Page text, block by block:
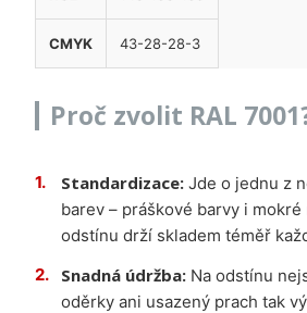
CMYK 43-28-28-3
Proč zvolit RAL
Standardizace: Jde o jednu z
barev – práškové barvy i
odstínu drží skladem téměř
Snadná údržba: Na odstínu
oděrky ani usazený prach tak